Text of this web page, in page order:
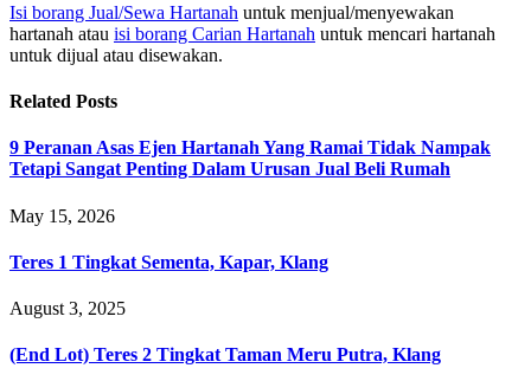
Isi borang Jual/Sewa Hartanah untuk menjual/menyewakan
hartanah atau isi borang Carian Hartanah untuk mencari hartanah
untuk dijual atau disewakan.
Related Posts
9 Peranan Asas Ejen Hartanah Yang Ramai Tidak Nampak
Tetapi Sangat Penting Dalam Urusan Jual Beli Rumah
May 15, 2026
Teres 1 Tingkat Sementa, Kapar, Klang
August 3, 2025
(End Lot) Teres 2 Tingkat Taman Meru Putra, Klang